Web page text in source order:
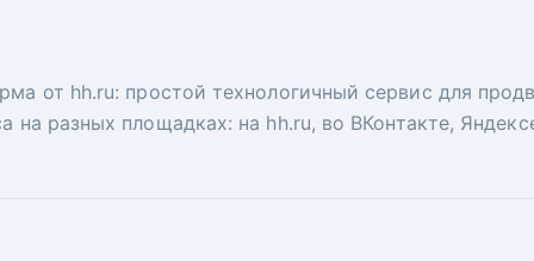
от hh.ru: простой технологичный сервис для
на разных площадках: на hh.ru, во ВКонтакте,
вакансий на главной странице hh.ru.
ключ. Решите, сколько кандидатов и когда вам
рекрутеры и проектные менеджеры hh.ru с